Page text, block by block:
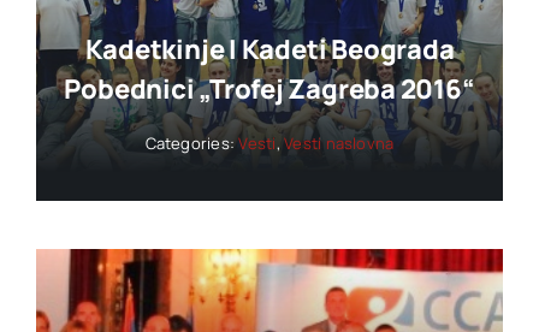
Kadetkinje I Kadeti Beograda
Pobednici „trofej Zagreba 2016“
Categories:Vesti,Vesti naslovna